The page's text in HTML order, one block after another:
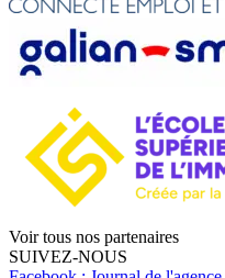
Voir tous nos partenaires
SUIVEZ-NOUS